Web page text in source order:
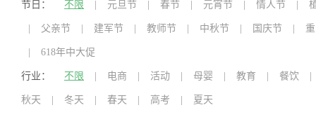
节日： 不限 元旦节 春节 元宵节 情人节
父亲节 建军节 教师节 中秋节 国庆节
618年中大促
行业： 不限 电商 活动 母婴 教育 餐饮
秋天 冬天 春天 高考 夏天